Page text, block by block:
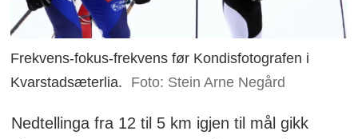
Frekvens-fokus-frekvens før Kondisfotografen i
Kvarstadsæterlia.
Foto: Stein Arne Negård
Nedtellinga fra 12 til 5 km igjen til mål gikk